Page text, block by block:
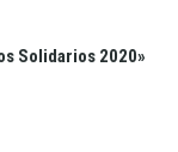
Solidarios 2020»